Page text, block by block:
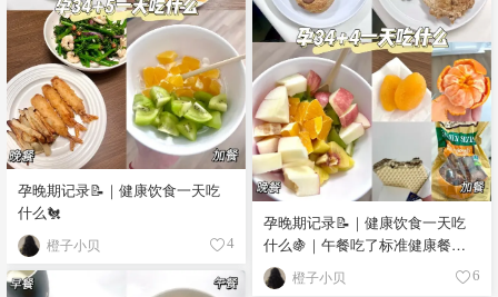
孕晚期记录📝｜健康饮食一天吃
什么🐔
橙子小贝 4
孕晚期记录📝｜健康饮食一天吃
什么🍇｜午餐吃了标准健康餐盘
🍽️
橙子小贝 6